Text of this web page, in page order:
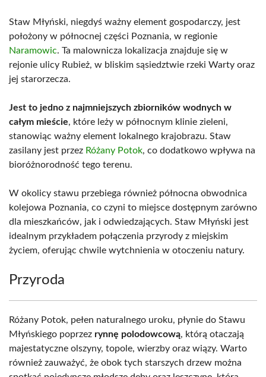
Staw Młyński, niegdyś ważny element gospodarczy, jest
położony w północnej części Poznania, w regionie
Naramowic. Ta malownicza lokalizacja znajduje się w
rejonie ulicy Rubież, w bliskim sąsiedztwie rzeki Warty oraz
jej starorzecza.
Jest to jedno z najmniejszych zbiorników wodnych w
całym mieście, które leży w północnym klinie zieleni,
stanowiąc ważny element lokalnego krajobrazu. Staw
zasilany jest przez Różany Potok, co dodatkowo wpływa na
bioróżnorodność tego terenu.
W okolicy stawu przebiega również północna obwodnica
kolejowa Poznania, co czyni to miejsce dostępnym zarówno
dla mieszkańców, jak i odwiedzających. Staw Młyński jest
idealnym przykładem połączenia przyrody z miejskim
życiem, oferując chwile wytchnienia w otoczeniu natury.
Przyroda
Różany Potok, pełen naturalnego uroku, płynie do Stawu
Młyńskiego poprzez rynnę polodowcową, którą otaczają
majestatyczne olszyny, topole, wierzby oraz wiązy. Warto
również zauważyć, że obok tych starszych drzew można